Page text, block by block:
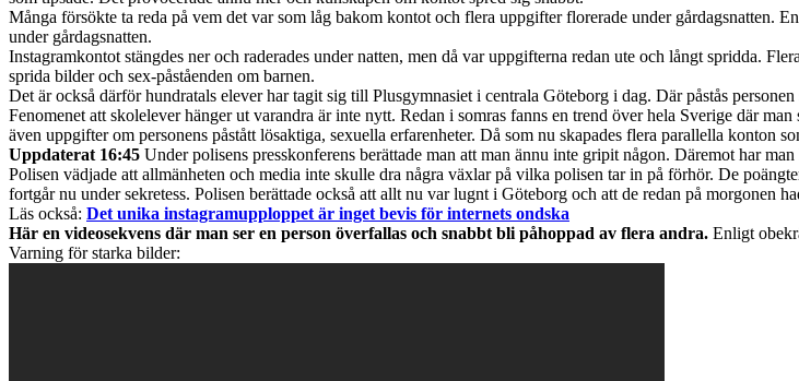
Många försökte ta reda på vem det var som låg bakom kontot och flera uppgifter florerade under gårdagsnatten.
under gårdagsnatten.
Instagramkontot stängdes ner och raderades under natten, men då var uppgifterna redan ute och långt spridda.
sprida bilder och sex-påståenden om barnen.
Det är också därför hundratals elever har tagit sig till Plusgymnasiet i centrala Göteborg i dag. Där påstås
Fenomenet att skolelever hänger ut varandra är inte nytt. Redan i somras fanns en trend över hela Sverige där
även uppgifter om personens påstått lösaktiga, sexuella erfarenheter. Då som nu skapades flera parallella konton
Uppdaterat 16:45 Under polisens presskonferens berättade man att man ännu inte gripit någon. Däremot har
Polisen vädjade att allmänheten och media inte skulle dra några växlar på vilka polisen tar in på förhör. De
fortgår nu under sekretess. Polisen berättade också att allt nu var lugnt i Göteborg och att de redan på morgonen
Läs också: Det unika instagramupploppet är inget bevis för internets ondska
Här en videosekvens där man ser en person överfallas och snabbt bli påhoppad av flera andra. Enligt
Varning för starka bilder: